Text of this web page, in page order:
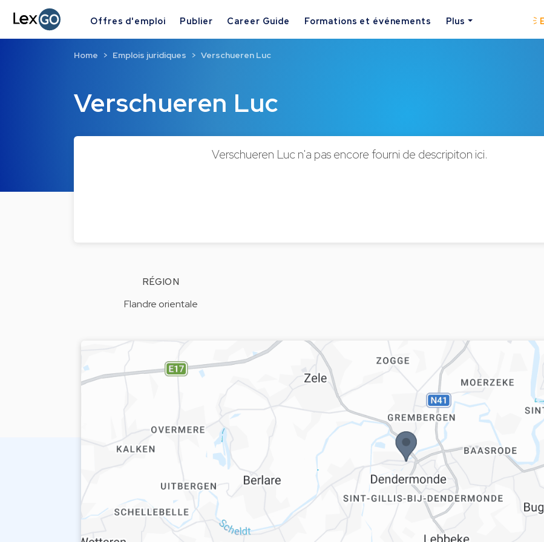
Offres d'emploi Publier Career Guide Formations et événements Plus
Verschueren Luc
Home Emplois juridiques Verschueren Luc
Verschueren Luc n'a pas encore fourni de descripiton ici.
RÉGION
Flandre orientale